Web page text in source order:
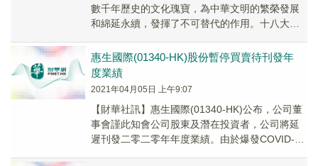
數千年歷史的文化瑰寶，為中華文明的繁榮發展
和綿延永續，發揮了不可替代的作用。十八大以
署，一次次實...
惠生國際(01340-HK)股份暫停買賣待刊發年
度業績
2021年04月05日 上午9:07
【財華社訊】惠生國際(01340-HK)公布，公司董
事會謹此知會公司股東及潛在投資者，公司將延
遲刊發二零二零年年度業績。由於爆發COVID-19